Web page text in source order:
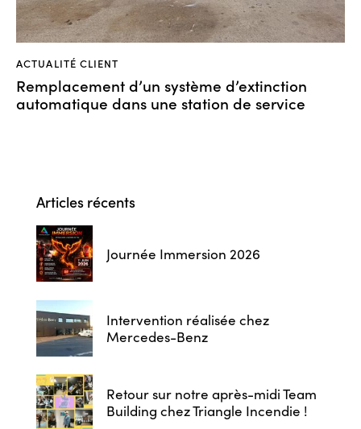
ACTUALITÉ CLIENT
Remplacement d’un système d’extinction
automatique dans une station de service
Articles récents
Journée Immersion 2026
Intervention réalisée chez
Mercedes-Benz
Retour sur notre après-midi Team
Building chez Triangle Incendie !